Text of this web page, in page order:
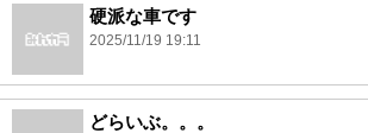
硬派な車です
2025/11/19 19:11
どらいぶ。。。